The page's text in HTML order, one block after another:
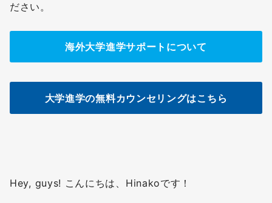
ださい。
海外大学進学サポートについて
大学進学の無料カウンセリングはこちら
Hey, guys! こんにちは、Hinakoです！